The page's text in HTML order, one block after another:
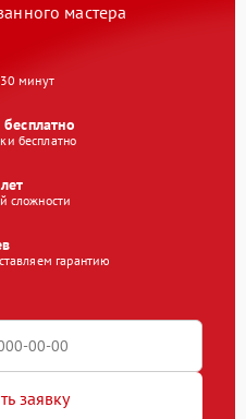
мастера
минут
бесплатно
сложности
гарантию
заявку